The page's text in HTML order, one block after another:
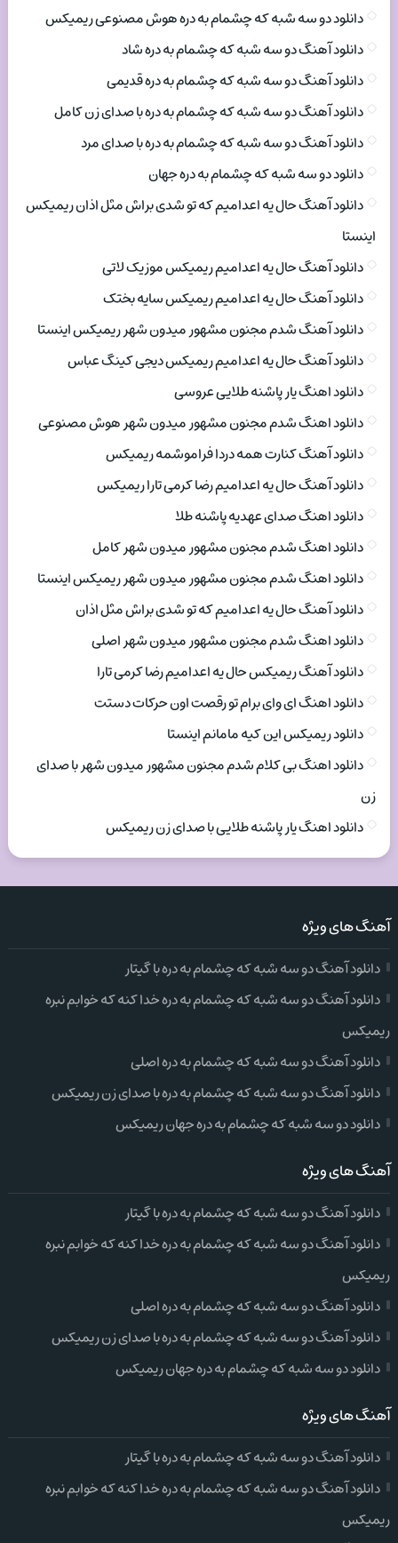
دانلود دو سه شبه که چشمام به دره هوش مصنوعی ریمیکس
دانلود آهنگ دو سه شبه که چشمام به دره شاد
دانلود آهنگ دو سه شبه که چشمام به دره قدیمی
دانلود آهنگ دو سه شبه که چشمام به دره با صدای زن کامل
دانلود آهنگ دو سه شبه که چشمام به دره با صدای مرد
دانلود دو سه شبه که چشمام به دره جهان
دانلود آهنگ حال یه اعدامیم که تو شدی براش مثل اذان ریمیکس
اینستا
دانلود آهنگ حال یه اعدامیم ریمیکس موزیک لاتی
دانلود آهنگ حال یه اعدامیم ریمیکس سایه بختک
دانلود آهنگ شدم مجنون مشهور میدون شهر ریمیکس اینستا
دانلود آهنگ حال یه اعدامیم ریمیکس دیجی کینگ عباس
دانلود اهنگ یار پاشنه طلایی عروسی
دانلود اهنگ شدم مجنون مشهور میدون شهر هوش مصنوعی
دانلود آهنگ کنارت همه دردا فراموشمه ریمیکس
دانلود آهنگ حال یه اعدامیم رضا کرمی تارا ریمیکس
دانلود اهنگ صدای عهدیه پاشنه طلا
دانلود اهنگ شدم مجنون مشهور میدون شهر کامل
دانلود اهنگ شدم مجنون مشهور میدون شهر ریمیکس اینستا
دانلود آهنگ حال یه اعدامیم که تو شدی براش مثل اذان
دانلود اهنگ شدم مجنون مشهور میدون شهر اصلی
دانلود آهنگ ریمیکس حال یه اعدامیم رضا کرمی تارا
دانلود اهنگ ای وای برام تو رقصت اون حرکات دستت
دانلود ریمیکس این کیه مامانم اینستا
دانلود اهنگ بی کلام شدم مجنون مشهور میدون شهر با صدای
زن
دانلود اهنگ یار پاشنه طلایی با صدای زن ریمیکس
آهنگ های ویژه
دانلود آهنگ دو سه شبه که چشمام به دره با گیتار
دانلود آهنگ دو سه شبه که چشمام به دره خدا کنه که خوابم نبره
ریمیکس
دانلود آهنگ دو سه شبه که چشمام به دره اصلی
دانلود آهنگ دو سه شبه که چشمام به دره با صدای زن ریمیکس
دانلود دو سه شبه که چشمام به دره جهان ریمیکس
آهنگ های ویژه
دانلود آهنگ دو سه شبه که چشمام به دره با گیتار
دانلود آهنگ دو سه شبه که چشمام به دره خدا کنه که خوابم نبره
ریمیکس
دانلود آهنگ دو سه شبه که چشمام به دره اصلی
دانلود آهنگ دو سه شبه که چشمام به دره با صدای زن ریمیکس
دانلود دو سه شبه که چشمام به دره جهان ریمیکس
آهنگ های ویژه
دانلود آهنگ دو سه شبه که چشمام به دره با گیتار
دانلود آهنگ دو سه شبه که چشمام به دره خدا کنه که خوابم نبره
ریمیکس